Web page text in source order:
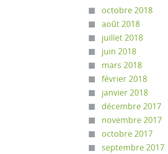
octobre 2018
août 2018
juillet 2018
juin 2018
mars 2018
février 2018
janvier 2018
décembre 2017
novembre 2017
octobre 2017
septembre 2017